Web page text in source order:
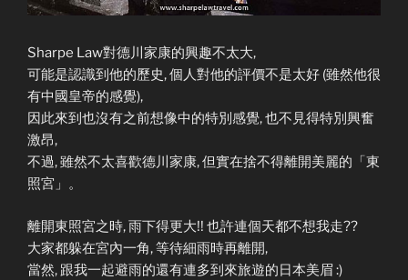
Sharpe Law對德川家康的興趣不太大,
可能是認識到他的歷史, 個人對他的評價不是太好 (雖然他很
有中國皇帝的感覺),
因此來到也沒有之前想像中的特別感覺, 也不見得特別興奮
激昂,
不過, 雖然不太喜歡德川家康, 但實在捨不得離開美麗的「東
照宮」。
離開東照宮之時, 雨下得更大!! 也許連個天都不想我走??
大家都躲在宮內一角, 等待細雨時再離開,
當然, 跟我一起避雨的還有連多到來旅遊的日本美眉 :)